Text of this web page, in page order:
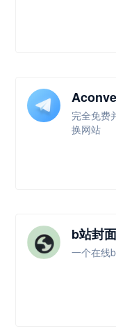
完全免费
换网站
b站封
一个在线